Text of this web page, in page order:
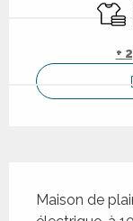
+
Maison de